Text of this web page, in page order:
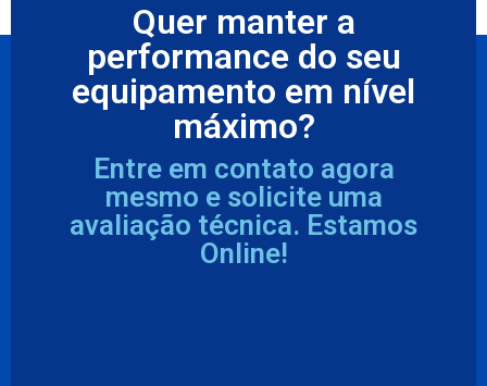
Quer manter a
performance do seu
equipamento em nível
máximo?
Entre em contato agora
mesmo e solicite uma
avaliação técnica. Estamos
Online!